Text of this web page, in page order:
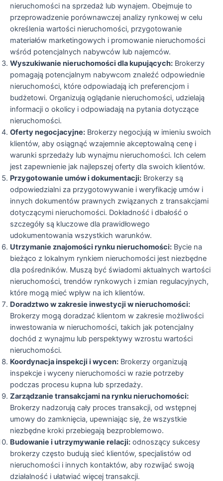
nieruchomości na sprzedaż lub wynajem. Obejmuje to
przeprowadzenie porównawczej analizy rynkowej w celu
określenia wartości nieruchomości, przygotowanie
materiałów marketingowych i promowanie nieruchomości
wśród potencjalnych nabywców lub najemców.
Wyszukiwanie nieruchomości dla kupujących: Brokerzy
pomagają potencjalnym nabywcom znaleźć odpowiednie
nieruchomości, które odpowiadają ich preferencjom i
budżetowi. Organizują oglądanie nieruchomości, udzielają
informacji o okolicy i odpowiadają na pytania dotyczące
nieruchomości.
Oferty negocjacyjne: Brokerzy negocjują w imieniu swoich
klientów, aby osiągnąć wzajemnie akceptowalną cenę i
warunki sprzedaży lub wynajmu nieruchomości. Ich celem
jest zapewnienie jak najlepszej oferty dla swoich klientów.
Przygotowanie umów i dokumentacji: Brokerzy są
odpowiedzialni za przygotowywanie i weryfikację umów i
innych dokumentów prawnych związanych z transakcjami
dotyczącymi nieruchomości. Dokładność i dbałość o
szczegóły są kluczowe dla prawidłowego
udokumentowania wszystkich warunków.
Utrzymanie znajomości rynku nieruchomości: Bycie na
bieżąco z lokalnym rynkiem nieruchomości jest niezbędne
dla pośredników. Muszą być świadomi aktualnych wartości
nieruchomości, trendów rynkowych i zmian regulacyjnych,
które mogą mieć wpływ na ich klientów.
Doradztwo w zakresie inwestycji w nieruchomości:
Brokerzy mogą doradzać klientom w zakresie możliwości
inwestowania w nieruchomości, takich jak potencjalny
dochód z wynajmu lub perspektywy wzrostu wartości
nieruchomości.
Koordynacja inspekcji i wycen: Brokerzy organizują
inspekcje i wyceny nieruchomości w razie potrzeby
podczas procesu kupna lub sprzedaży.
Zarządzanie transakcjami na rynku nieruchomości:
Brokerzy nadzorują cały proces transakcji, od wstępnej
umowy do zamknięcia, upewniając się, że wszystkie
niezbędne kroki przebiegają bezproblemowo.
Budowanie i utrzymywanie relacji: odnoszący sukcesy
brokerzy często budują sieć klientów, specjalistów od
nieruchomości i innych kontaktów, aby rozwijać swoją
działalność i ułatwiać więcej transakcji.